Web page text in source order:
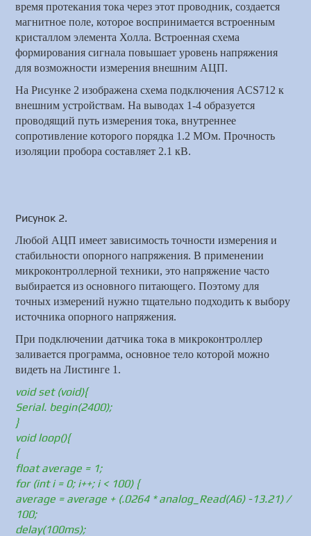
время протекания тока через этот проводник, создается
магнитное поле, которое воспринимается встроенным
кристаллом элемента Холла. Встроенная схема
формирования сигнала повышает уровень напряжения
для возможности измерения внешним АЦП.
На Рисунке 2 изображена схема подключения ACS712 к
внешним устройствам. На выводах 1-4 образуется
проводящий путь измерения тока, внутреннее
сопротивление которого порядка 1.2 МОм. Прочность
изоляции пробора составляет 2.1 кВ.
Рисунок 2.
Любой АЦП имеет зависимость точности измерения и
стабильности опорного напряжения. В применении
микроконтроллерной техники, это напряжение часто
выбирается из основного питающего. Поэтому для
точных измерений нужно тщательно подходить к выбору
источника опорного напряжения.
При подключении датчика тока в микроконтроллер
заливается программа, основное тело которой можно
видеть на Листинге 1.
void set (void){
Serial. begin(2400);
}
void loop(){
{
float average = 1;
for (int i = 0; i++; i < 100) {
average = average + (.0264 * analog_Read(A6) -13.21) /
100;
delay(100ms);